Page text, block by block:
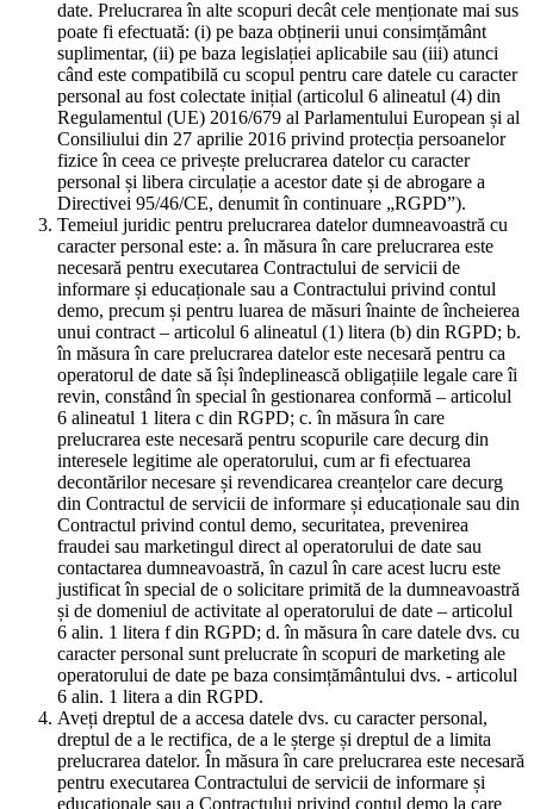
date. Prelucrarea în alte scopuri decât cele menționate mai sus
poate fi efectuată: (i) pe baza obținerii unui consimțământ
suplimentar, (ii) pe baza legislației aplicabile sau (iii) atunci
când este compatibilă cu scopul pentru care datele cu caracter
personal au fost colectate inițial (articolul 6 alineatul (4) din
Regulamentul (UE) 2016/679 al Parlamentului European și al
Consiliului din 27 aprilie 2016 privind protecția persoanelor
fizice în ceea ce privește prelucrarea datelor cu caracter
personal și libera circulație a acestor date și de abrogare a
Directivei 95/46/CE, denumit în continuare „RGPD”).
Temeiul juridic pentru prelucrarea datelor dumneavoastră cu
caracter personal este: a. în măsura în care prelucrarea este
necesară pentru executarea Contractului de servicii de
informare și educaționale sau a Contractului privind contul
demo, precum și pentru luarea de măsuri înainte de încheierea
unui contract – articolul 6 alineatul (1) litera (b) din RGPD; b.
în măsura în care prelucrarea datelor este necesară pentru ca
operatorul de date să își îndeplinească obligațiile legale care îi
revin, constând în special în gestionarea conformă – articolul
6 alineatul 1 litera c din RGPD; c. în măsura în care
prelucrarea este necesară pentru scopurile care decurg din
interesele legitime ale operatorului, cum ar fi efectuarea
decontărilor necesare și revendicarea creanțelor care decurg
din Contractul de servicii de informare și educaționale sau din
Contractul privind contul demo, securitatea, prevenirea
fraudei sau marketingul direct al operatorului de date sau
contactarea dumneavoastră, în cazul în care acest lucru este
justificat în special de o solicitare primită de la dumneavoastră
și de domeniul de activitate al operatorului de date – articolul
6 alin. 1 litera f din RGPD; d. în măsura în care datele dvs. cu
caracter personal sunt prelucrate în scopuri de marketing ale
operatorului de date pe baza consimțământului dvs. - articolul
6 alin. 1 litera a din RGPD.
Aveți dreptul de a accesa datele dvs. cu caracter personal,
dreptul de a le rectifica, de a le șterge și dreptul de a limita
prelucrarea datelor. În măsura în care prelucrarea este necesară
pentru executarea Contractului de servicii de informare și
educaționale sau a Contractului privind contul demo la care